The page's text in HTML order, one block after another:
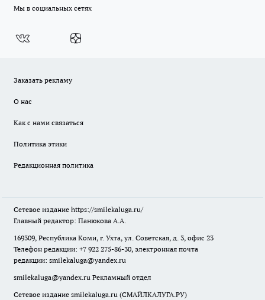
Мы в социальных сетях
Заказать рекламу
О нас
Как с нами связаться
Политика этики
Редакционная политика
Сетевое издание https://smilekaluga.ru/
Главный редактор: Панюкова А.А.
169309, Республика Коми, г. Ухта, ул. Советская, д. 3, офис 23
Телефон редакции: +7 922 275-86-30, электронная почта
редакции: smilekaluga@yandex.ru
smilekaluga@yandex.ru Рекламный отдел
Сетевое издание smilekaluga.ru (СМАЙЛКАЛУГА.РУ)